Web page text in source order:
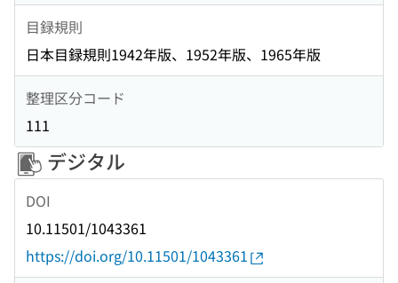
目録規則
日本目録規則1942年版、1952年版、1965年版
整理区分コード
111
デジタル
DOI
10.11501/1043361
https://doi.org/10.11501/1043361